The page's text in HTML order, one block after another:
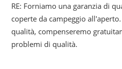
RE: Forniamo una garanzia di
coperte da campeggio
qualità, compenseremo
problemi di qualità.